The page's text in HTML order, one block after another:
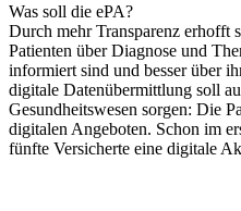
Was soll die ePA?
Durch mehr Transparenz erhofft
Patienten über Diagnose und
informiert sind und besser über
digitale Datenübermittlung soll
Gesundheitswesen sorgen: Die
digitalen Angeboten. Schon im
fünfte Versicherte eine digitale